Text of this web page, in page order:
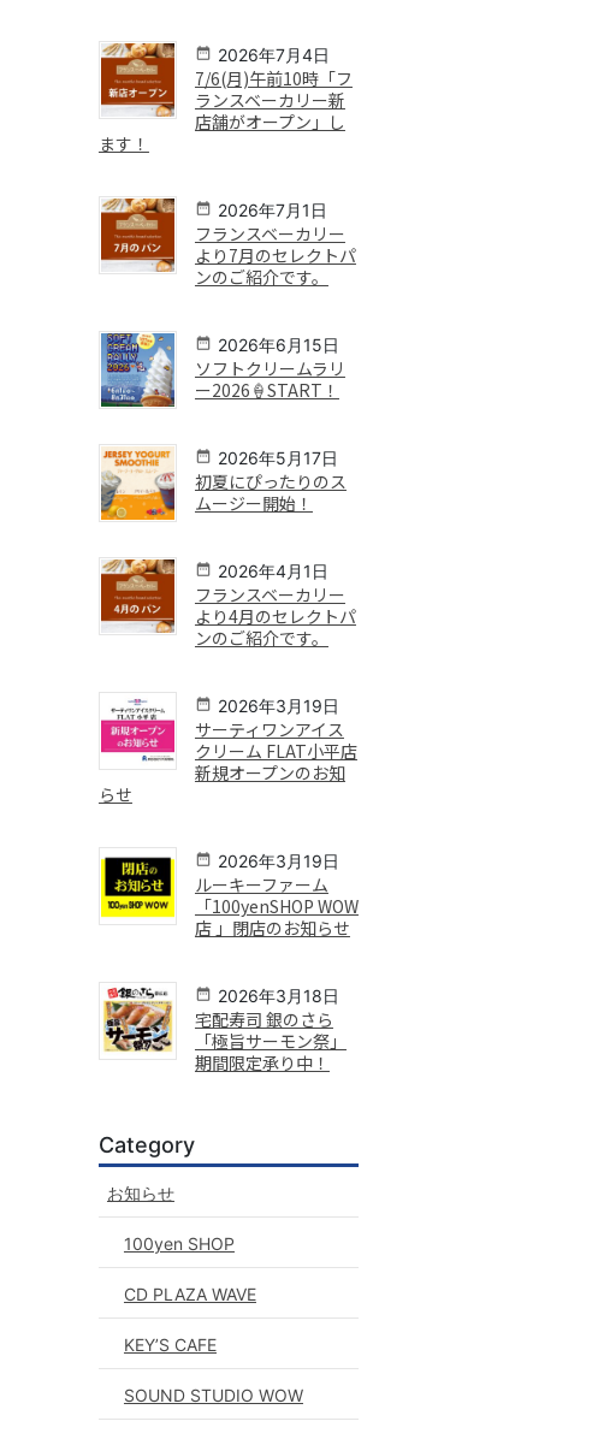
2026年7月4日
7/6(月)午前10時「フ
ランスベーカリー新
店舗がオープン」し
ます！
2026年7月1日
フランスベーカリー
より7月のセレクトパ
ンのご紹介です。
2026年6月15日
ソフトクリームラリ
ー2026🍦START！
2026年5月17日
初夏にぴったりのス
ムージー開始！
2026年4月1日
フランスベーカリー
より4月のセレクトパ
ンのご紹介です。
2026年3月19日
サーティワンアイス
クリーム FLAT小平店
新規オープンのお知
らせ
2026年3月19日
ルーキーファーム
「100yenSHOP WOW
店 」閉店のお知らせ
2026年3月18日
宅配寿司 銀のさら
「極旨サーモン祭」
期間限定承り中！
Category
お知らせ
100yen SHOP
CD PLAZA WAVE
KEY’S CAFE
SOUND STUDIO WOW